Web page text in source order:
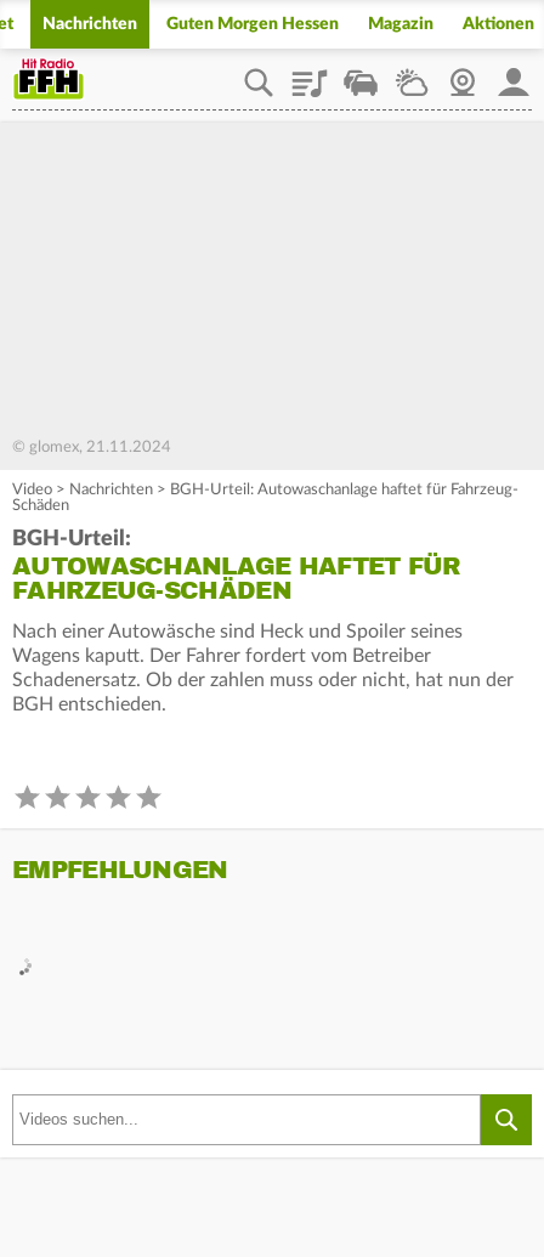
Nachrichten Guten Morgen Hessen Magazin Aktionen
PlaylistStaupilotWetterWebcam
© glomex, 21.11.2024
Video > Nachrichten > BGH-Urteil: Autowaschanlage haftet für Fahrzeug-
Schäden
BGH-Urteil:
AUTOWASCHANLAGE HAFTET FÜR
FAHRZEUG-SCHÄDEN
Nach einer Autowäsche sind Heck und Spoiler seines
Wagens kaputt. Der Fahrer fordert vom Betreiber
Schadenersatz. Ob der zahlen muss oder nicht, hat nun der
BGH entschieden.
EMPFEHLUNGEN